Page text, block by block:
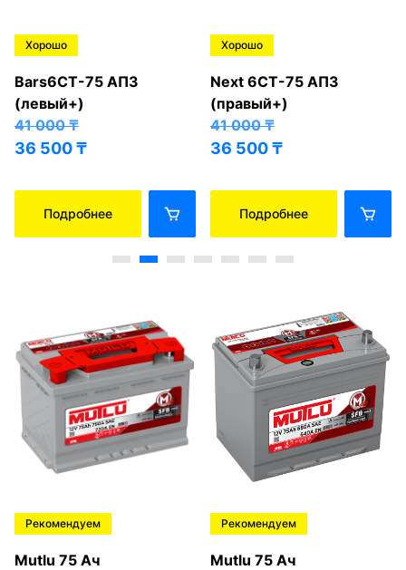
Хорошо
Bars6СТ-75 АПЗ
(левый+)
41 000₸
36 500₸
Подробнее
Хорошо
Next 6СТ-75 АПЗ
(правый+)
41 000₸
36 500₸
Подробнее
Рекомендуем
Mutlu 75 Ач
Рекомендуем
Mutlu 75 Ач